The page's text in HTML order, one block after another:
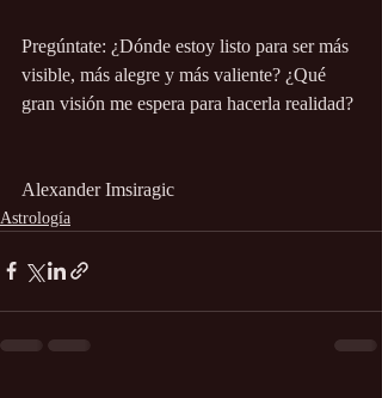
Pregúntate: ¿Dónde estoy listo para ser más
visible, más alegre y más valiente? ¿Qué
gran visión me espera para hacerla realidad?
Alexander Imsiragic
Astrología